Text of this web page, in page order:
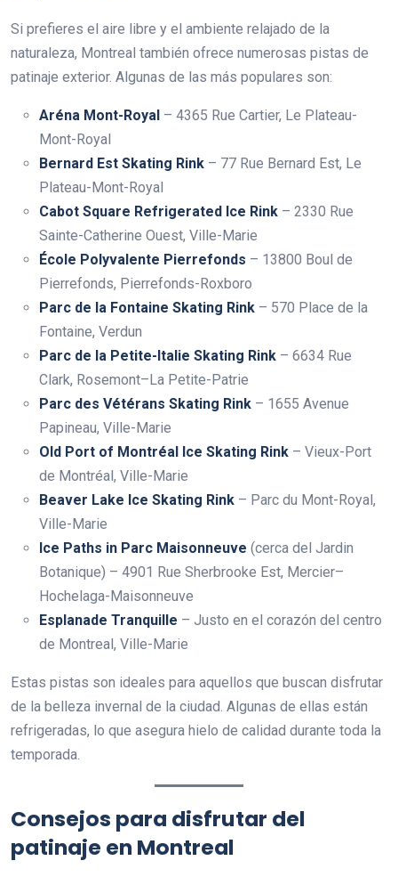
Si prefieres el aire libre y el ambiente relajado de la
naturaleza, Montreal también ofrece numerosas pistas de
patinaje exterior. Algunas de las más populares son:
Aréna Mont-Royal – 4365 Rue Cartier, Le Plateau-
Mont-Royal
Bernard Est Skating Rink – 77 Rue Bernard Est, Le
Plateau-Mont-Royal
Cabot Square Refrigerated Ice Rink – 2330 Rue
Sainte-Catherine Ouest, Ville-Marie
École Polyvalente Pierrefonds – 13800 Boul de
Pierrefonds, Pierrefonds-Roxboro
Parc de la Fontaine Skating Rink – 570 Place de la
Fontaine, Verdun
Parc de la Petite-Italie Skating Rink – 6634 Rue
Clark, Rosemont–La Petite-Patrie
Parc des Vétérans Skating Rink – 1655 Avenue
Papineau, Ville-Marie
Old Port of Montréal Ice Skating Rink – Vieux-Port
de Montréal, Ville-Marie
Beaver Lake Ice Skating Rink – Parc du Mont-Royal,
Ville-Marie
Ice Paths in Parc Maisonneuve (cerca del Jardin
Botanique) – 4901 Rue Sherbrooke Est, Mercier–
Hochelaga-Maisonneuve
Esplanade Tranquille – Justo en el corazón del centro
de Montreal, Ville-Marie
Estas pistas son ideales para aquellos que buscan disfrutar
de la belleza invernal de la ciudad. Algunas de ellas están
refrigeradas, lo que asegura hielo de calidad durante toda la
temporada.
Consejos para disfrutar del
patinaje en Montreal